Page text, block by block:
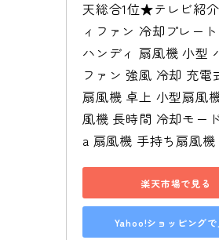
天総合1位★テレビ紹
ィファン 冷却プレー
ハンディ 扇風機 小型
ファン 強風 冷却 充電
扇風機 卓上 小型扇風
風機 長時間 冷却モー
a 扇風機 手持ち扇風機
楽天市場で見る
Yahoo!ショッピングで